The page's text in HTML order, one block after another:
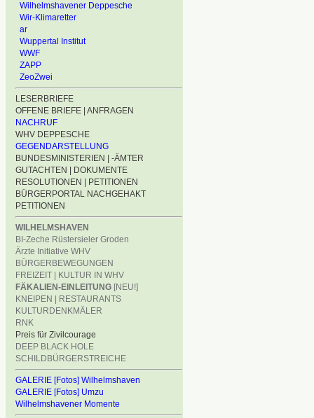
Wilhelmshavener Deppesche
Wir-Klimaretter
ar
Wuppertal Institut
WWF
ZAPP
ZeoZwei
LESERBRIEFE
OFFENE BRIEFE | ANFRAGEN
NACHRUF
WHV DEPPESCHE
GEGENDARSTELLUNG
BUNDESMINISTERIEN | -ÄMTER
GUTACHTEN | DOKUMENTE
RESOLUTIONEN | PETITIONEN
BÜRGERPORTAL NACHGEHAKT
PETITIONEN
WILHELMSHAVEN
BI-Zeche Rüstersieler Groden
Ärzte Initiative WHV
BÜRGERBEWEGUNGEN
FREIZEIT | KULTUR IN WHV
FÄKALIEN-EINLEITUNG [NEU!]
KNEIPEN | RESTAURANTS
KULTURDENKMÄLER
RNK
Preis für Zivilcourage
DEEP BLACK HOLE
SCHILDBÜRGERSTREICHE
GALERIE [Fotos] Wilhelmshaven
GALERIE [Fotos] Umzu
Wilhelmshavener Momente